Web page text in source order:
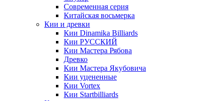
Современная серия
Китайская восьмерка
Кии и древки
Кии Dinamika Billiards
Кии РУССКИЙ
Кии Мастера Рябова
Древко
Кии Мастера Якубовича
Кии уцененные
Кии Vortex
Кии Startbilliards